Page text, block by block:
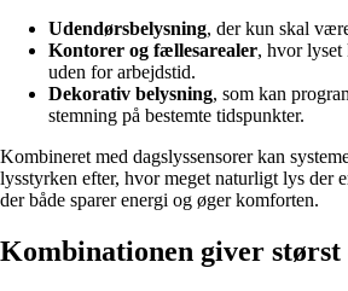
Udendørsbelysning, der kun skal
Kontorer og fællesarealer, hvor lyset
uden for arbejdstid.
Dekorativ belysning, som kan
stemning på bestemte tidspunkter.
Kombineret med dagslyssensorer kan
lysstyrken efter, hvor meget naturligt lys der
der både sparer energi og øger komforten.
Kombinationen giver størst